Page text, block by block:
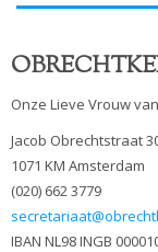
Onze Lieve Vrouw
Jacob Obrechtstraat
1071 KM Amsterdam
(020) 662 3779
IBAN NL98 INGB